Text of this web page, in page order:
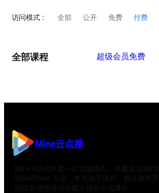
访问模式 : 全部 公开 免费 付费
全部课程 超级会员免费
Mine云点播
Mine EduCN 是一款功能强大、轻量化且现代
WordPress 主题，专为独立讲师、教练和教育
助你简便快速地创建并销售在线课程